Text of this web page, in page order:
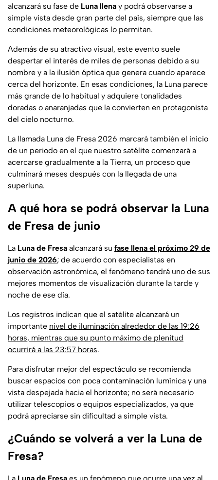
alcanzará su fase de Luna llena y podrá observarse a
simple vista desde gran parte del país, siempre que las
condiciones meteorológicas lo permitan.
Además de su atractivo visual, este evento suele
despertar el interés de miles de personas debido a su
nombre y a la ilusión óptica que genera cuando aparece
cerca del horizonte. En esas condiciones, la Luna parece
más grande de lo habitual y adquiere tonalidades
doradas o anaranjadas que la convierten en protagonista
del cielo nocturno.
La llamada Luna de Fresa 2026 marcará también el inicio
de un periodo en el que nuestro satélite comenzará a
acercarse gradualmente a la Tierra, un proceso que
culminará meses después con la llegada de una
superluna.
A qué hora se podrá observar la Luna
de Fresa de junio
La Luna de Fresa alcanzará su fase llena el próximo 29 de
junio de 2026; de acuerdo con especialistas en
observación astronómica, el fenómeno tendrá uno de sus
mejores momentos de visualización durante la tarde y
noche de ese día.
Los registros indican que el satélite alcanzará un
importante nivel de iluminación alrededor de las 19:26
horas, mientras que su punto máximo de plenitud
ocurrirá a las 23:57 horas.
Para disfrutar mejor del espectáculo se recomienda
buscar espacios con poca contaminación lumínica y una
vista despejada hacia el horizonte; no será necesario
utilizar telescopios o equipos especializados, ya que
podrá apreciarse sin dificultad a simple vista.
¿Cuándo se volverá a ver la Luna de
Fresa?